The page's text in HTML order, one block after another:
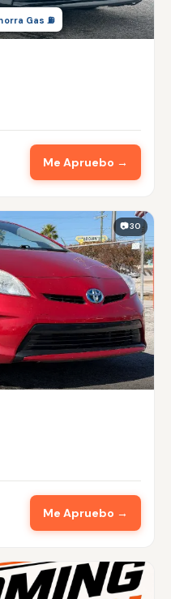
Gas ⛽
Me Apruebo →
📷 30
Me Apruebo →